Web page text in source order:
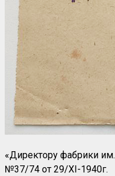
«Директору фабрики
№37/74 от 29/XI-1940г.